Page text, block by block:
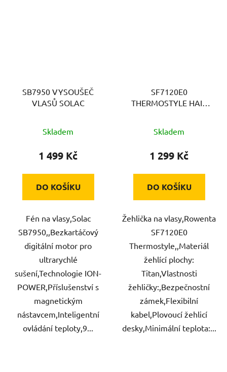
SB7950 VYSOUŠEČ
VLASŮ SOLAC
Skladem
1 499 Kč
DO KOŠÍKU
Fén na vlasy,Solac
SB7950,,Bezkartáčový
digitální motor pro
ultrarychlé
sušení,Technologie ION-
POWER,Příslušenství s
magnetickým
nástavcem,Inteligentní
ovládání teploty,9...
SF7120E0
THERMOSTYLE HAIR
Skladem
1 299 Kč
DO KOŠÍKU
Žehlička na vlasy,Rowenta
SF7120E0
Thermostyle,,Materiál
žehlící plochy:
Titan,Vlastnosti
žehličky:,Bezpečnostní
zámek,Flexibilní
kabel,Plovoucí žehlicí
desky,Minimální teplota:...